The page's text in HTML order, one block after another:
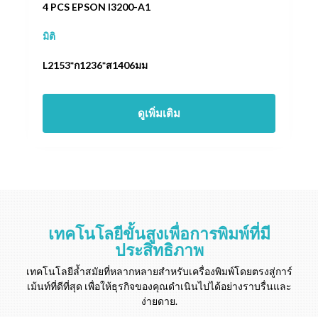
4 PCS EPSON I3200-A1
มิติ
L2153*ก1236*ส1406มม
ดูเพิ่มเติม
เทคโนโลยีขั้นสูงเพื่อการพิมพ์ที่มี
ประสิทธิภาพ
เทคโนโลยีล้ำสมัยที่หลากหลายสำหรับเครื่องพิมพ์โดยตรงสู่การ์
เม้นท์ที่ดีที่สุด เพื่อให้ธุรกิจของคุณดำเนินไปได้อย่างราบรื่นและ
ง่ายดาย.